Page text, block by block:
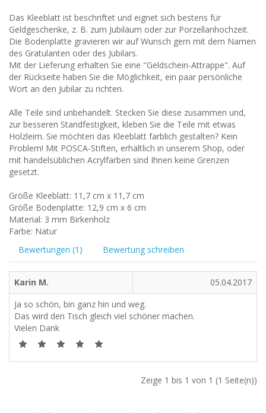
Das Kleeblatt ist beschriftet und eignet sich bestens für
Geldgeschenke, z. B. zum Jubiläum oder zur Porzellanhochzeit.
Die Bodenplatte gravieren wir auf Wunsch gern mit dem Namen
des Gratulanten oder des Jubilars.
Mit der Lieferung erhalten Sie eine "Geldschein-Attrappe". Auf
der Rückseite haben Sie die Möglichkeit, ein paar persönliche
Wort an den Jubilar zu richten.
Alle Teile sind unbehandelt. Stecken Sie diese zusammen und,
zur besseren Standfestigkeit, kleben Sie die Teile mit etwas
Holzleim. Sie möchten das Kleeblatt farblich gestalten? Kein
Problem! Mit POSCA-Stiften, erhältlich in unserem Shop, oder
mit handelsüblichen Acrylfarben sind Ihnen keine Grenzen
gesetzt.
Größe Kleeblatt: 11,7 cm x 11,7 cm
Größe Bodenplatte: 12,9 cm x 6 cm
Material: 3 mm Birkenholz
Farbe: Natur
Bewertungen (1)
Bewertung schreiben
Karin M.
05.04.2017
Ja so schön, bin ganz hin und weg.
Das wird den Tisch gleich viel schöner machen.
Vielen Dank
Zeige 1 bis 1 von 1 (1 Seite(n))